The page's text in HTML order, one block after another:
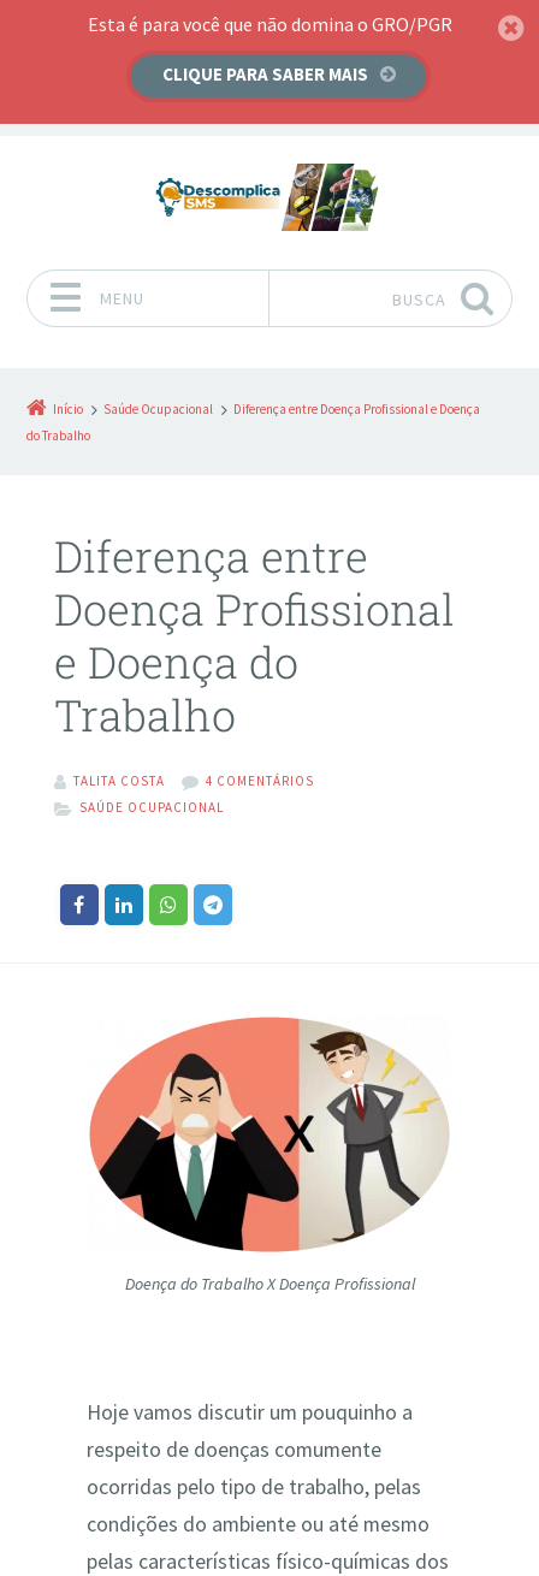
Esta é para você que não domina o GRO/PGR
CLIQUE PARA SABER MAIS
MENU BUSCA
Início Saúde Ocupacional
Diferença entre Doença Profissional e Doença
do Trabalho
Diferença entre
Doença Profissional
e Doença do
Trabalho
TALITA COSTA
4 COMENTÁRIOS
SAÚDE OCUPACIONAL
Doença do Trabalho X Doença Profissional
Hoje vamos discutir um pouquinho a
respeito de doenças comumente
ocorridas pelo tipo de trabalho, pelas
condições do ambiente ou até mesmo
pelas características físico-químicas dos